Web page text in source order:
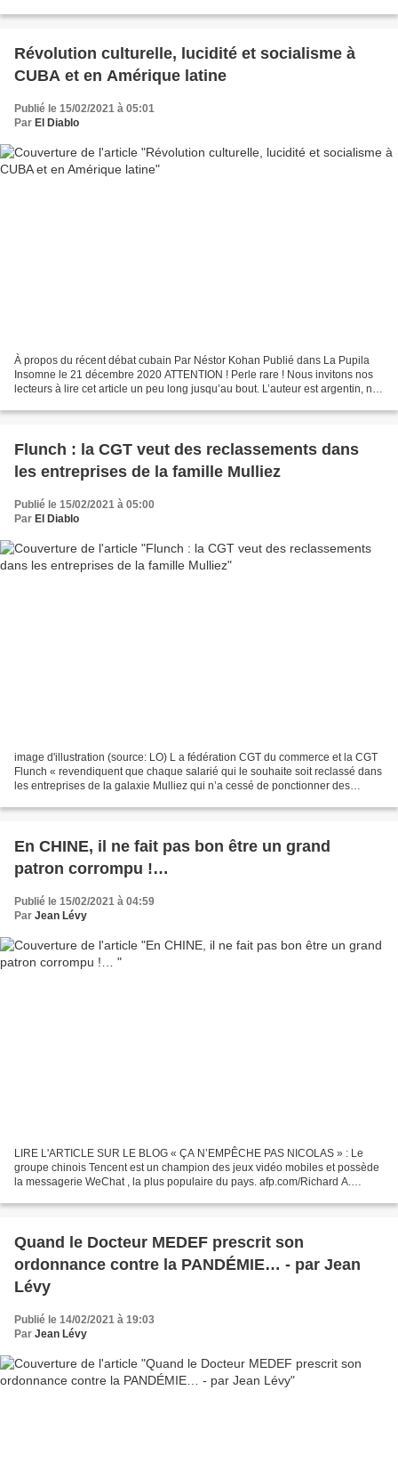
Révolution culturelle, lucidité et socialisme à
CUBA et en Amérique latine
Publié le 15/02/2021 à 05:01
Par El Diablo
À propos du récent débat cubain Par Néstor Kohan Publié dans La Pupila
Insomne le 21 décembre 2020 ATTENTION ! Perle rare ! Nous invitons nos
lecteurs à lire cet article un peu long jusqu’au bout. L’auteur est argentin, né
Flunch : la CGT veut des reclassements dans
les entreprises de la famille Mulliez
Publié le 15/02/2021 à 05:00
Par El Diablo
image d'illustration (source: LO) L a fédération CGT du commerce et la CGT
Flunch « revendiquent que chaque salarié qui le souhaite soit reclassé dans
les entreprises de la galaxie Mulliez qui n’a cessé de ponctionner des
En CHINE, il ne fait pas bon être un grand
patron corrompu !…
Publié le 15/02/2021 à 04:59
Par Jean Lévy
LIRE L'ARTICLE SUR LE BLOG « ÇA N’EMPÊCHE PAS NICOLAS » : Le
groupe chinois Tencent est un champion des jeux vidéo mobiles et possède
la messagerie WeChat , la plus populaire du pays. afp.com/Richard A.
Quand le Docteur MEDEF prescrit son
ordonnance contre la PANDÉMIE… - par Jean
Lévy
Publié le 14/02/2021 à 19:03
Par Jean Lévy